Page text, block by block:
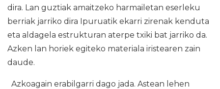
dira. Lan guztiak amaitzeko harmailetan eserleku
berriak jarriko dira Ipuruatik ekarri zirenak kenduta
eta aldagela estrukturan aterpe txiki bat jarriko da.
Azken lan horiek egiteko materiala iristearen zain
daude.
Azkoagain erabilgarri dago jada. Astean lehen